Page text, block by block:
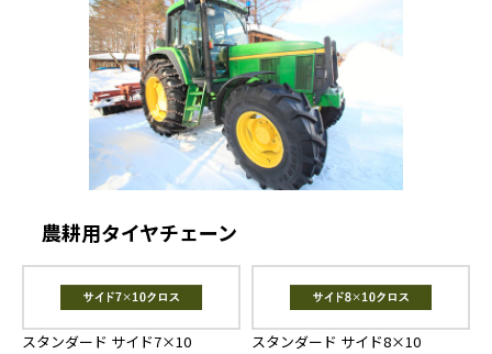
農耕用タイヤチェーン
スタンダード サイド7×10 スタンダード サイド8×10